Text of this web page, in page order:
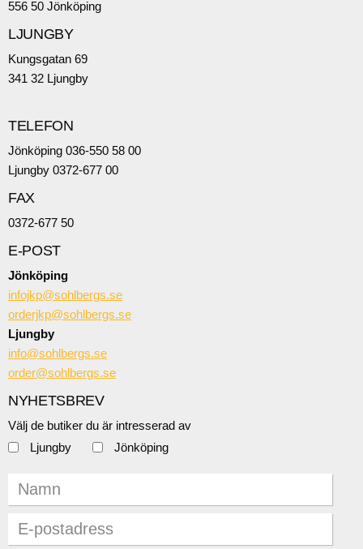
556 50 Jönköping
LJUNGBY
Kungsgatan 69
341 32 Ljungby
TELEFON
Jönköping 036-550 58 00
Ljungby 0372-677 00
FAX
0372-677 50
E-POST
Jönköping
infojkp@sohlbergs.se
orderjkp@sohlbergs.se
Ljungby
info@sohlbergs.se
order@sohlbergs.se
NYHETSBREV
Välj de butiker du är intresserad av
Ljungby
Jönköping